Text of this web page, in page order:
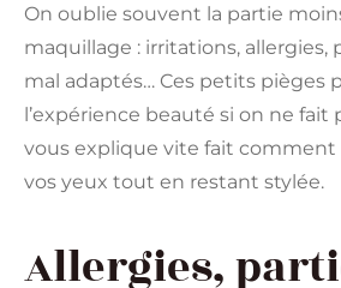
On oublie souvent la partie
maquillage : irritations, allergies,
mal adaptés… Ces petits pièges
l’expérience beauté si on ne fait
vous explique vite fait comment
vos yeux tout en restant stylée.
Allergies,